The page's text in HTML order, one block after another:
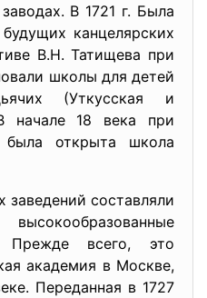
В 1721 г. Была
канцелярских
В.Н. Татищева при
школы для детей
(Уткусская и
начале 18 века при
была открыта школа
заведений составляли
Прежде всего, это
академия в Москве,
Переданная в 1727